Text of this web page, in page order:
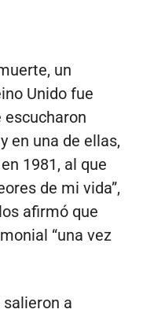
un
Unido fue
escucharon
en una de ellas,
1981, al que
de mi vida”,
afirmó que
“una vez
a